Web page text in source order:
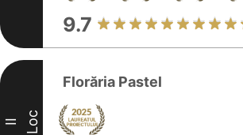
9.7
II Loc
Florăria Pastel